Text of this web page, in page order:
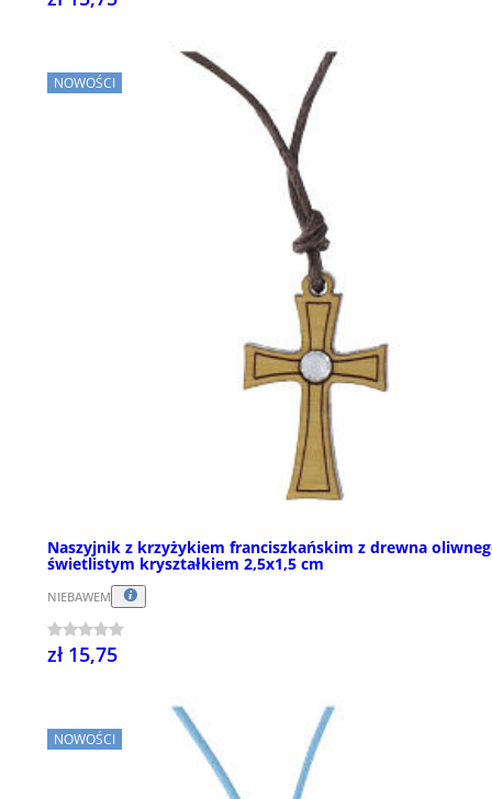
NOWOŚCI
Naszyjnik z krzyżykiem franciszkańskim z drewna
świetlistym kryształkiem 2,5x1,5 cm
NIEBAWEM
zł 15,75
NOWOŚCI